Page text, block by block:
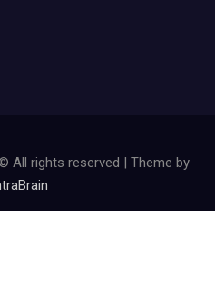
All rights reserved | Theme by